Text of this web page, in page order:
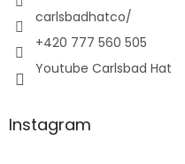
carlsbadhatco/
+420 777 560 505
Youtube Carlsbad Hat
Instagram